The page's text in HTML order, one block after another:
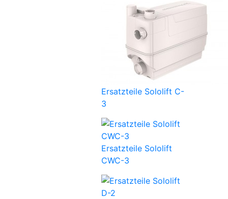
Ersatzteile Sololift C-
3
Ersatzteile Sololift
CWC-3